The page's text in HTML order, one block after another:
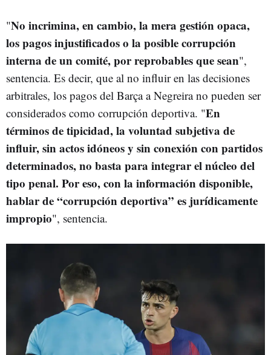
"No incrimina, en cambio, la mera gestión opaca,
los pagos injustificados o la posible corrupción
interna de un comité, por reprobables que sean",
sentencia. Es decir, que al no influir en las decisiones
arbitrales, los pagos del Barça a Negreira no pueden ser
considerados como corrupción deportiva. "En
términos de tipicidad, la voluntad subjetiva de
influir, sin actos idóneos y sin conexión con partidos
determinados, no basta para integrar el núcleo del
tipo penal. Por eso, con la información disponible,
hablar de “corrupción deportiva” es jurídicamente
impropio", sentencia.